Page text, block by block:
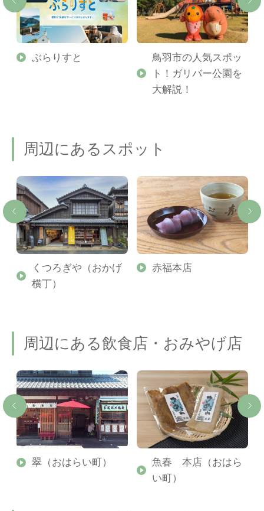
ぶらりすと
鳥羽市の人気スポッ
ト！ガリバー公園を
大解説！
周辺にあるスポット
くつろぎや（おかげ
横丁）
赤福本店
周辺にある飲食店・おみやげ店
翠（おはらい町）
魚春 本店（おはら
い町）